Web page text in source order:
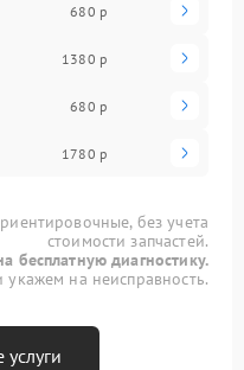
680 р
1380 р
680 р
1780 р
без учета
стоимости запчастей.
бесплатную диагностику.
на неисправность.
услуги